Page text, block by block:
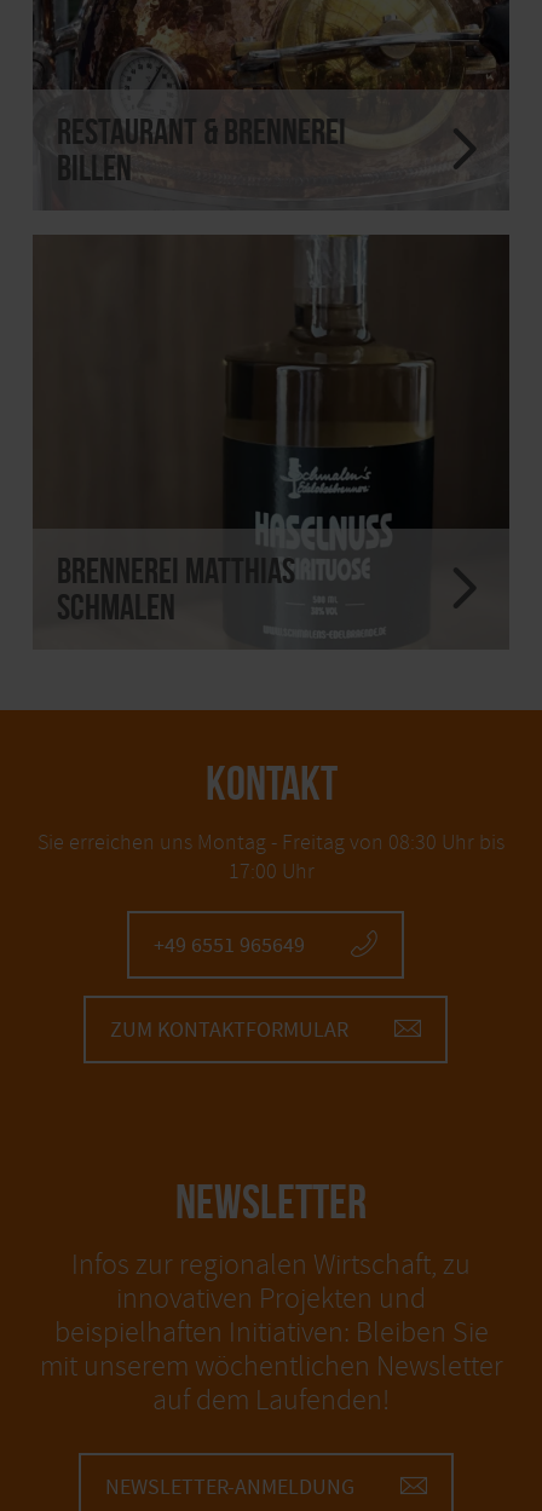
Restaurant & Brennerei
Billen
Brennerei Matthias
Schmalen
KONTAKT
Sie erreichen uns Montag - Freitag von 08:30 Uhr bis
17:00 Uhr
+49 6551 965649
ZUM KONTAKTFORMULAR
NEWSLETTER
Infos zur regionalen Wirtschaft, zu
innovativen Projekten und
beispielhaften Initiativen: Bleiben Sie
mit unserem wöchentlichen Newsletter
auf dem Laufenden!
NEWSLETTER-ANMELDUNG